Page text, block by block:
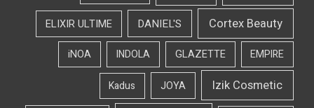
Cortex Beauty
DANIEL'S
ELIXIR ULTIME
EMPIRE
GLAZETTE
INDOLA
iNOA
Izik Cosmetic
JOYA
Kadus